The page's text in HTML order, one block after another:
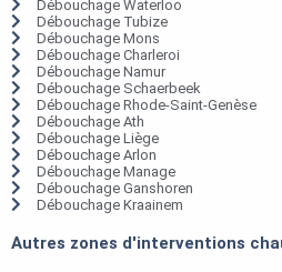
Débouchage Waterloo
Débouchage Tubize
Débouchage Mons
Débouchage Charleroi
Débouchage Namur
Débouchage Schaerbeek
Débouchage Rhode-Saint-Genèse
Débouchage Ath
Débouchage Liège
Débouchage Arlon
Débouchage Manage
Débouchage Ganshoren
Débouchage Kraainem
Autres zones d'interventions